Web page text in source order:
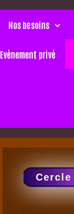
Nos besoins
Evènement privé